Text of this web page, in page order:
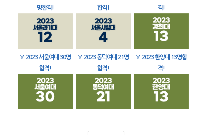
명합격!
합격!
격!
🏅 2023 서울여대 30명
합격!
🏅 2023 동덕여대 21명
합격!
🏅 2023 한양대 13명합
격!